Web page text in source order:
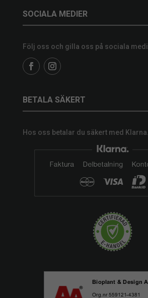
SOCIALA MEDIER
Följ oss och gilla oss på sociala
BETALA SÄKERT
Hos oss betalar du säkert med Klarna.